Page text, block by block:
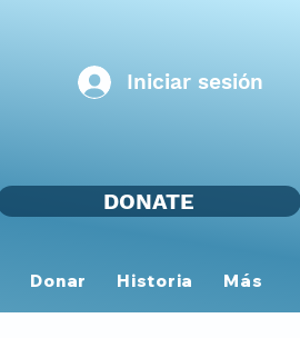
Iniciar sesión
Donar Historia Más
DONATE